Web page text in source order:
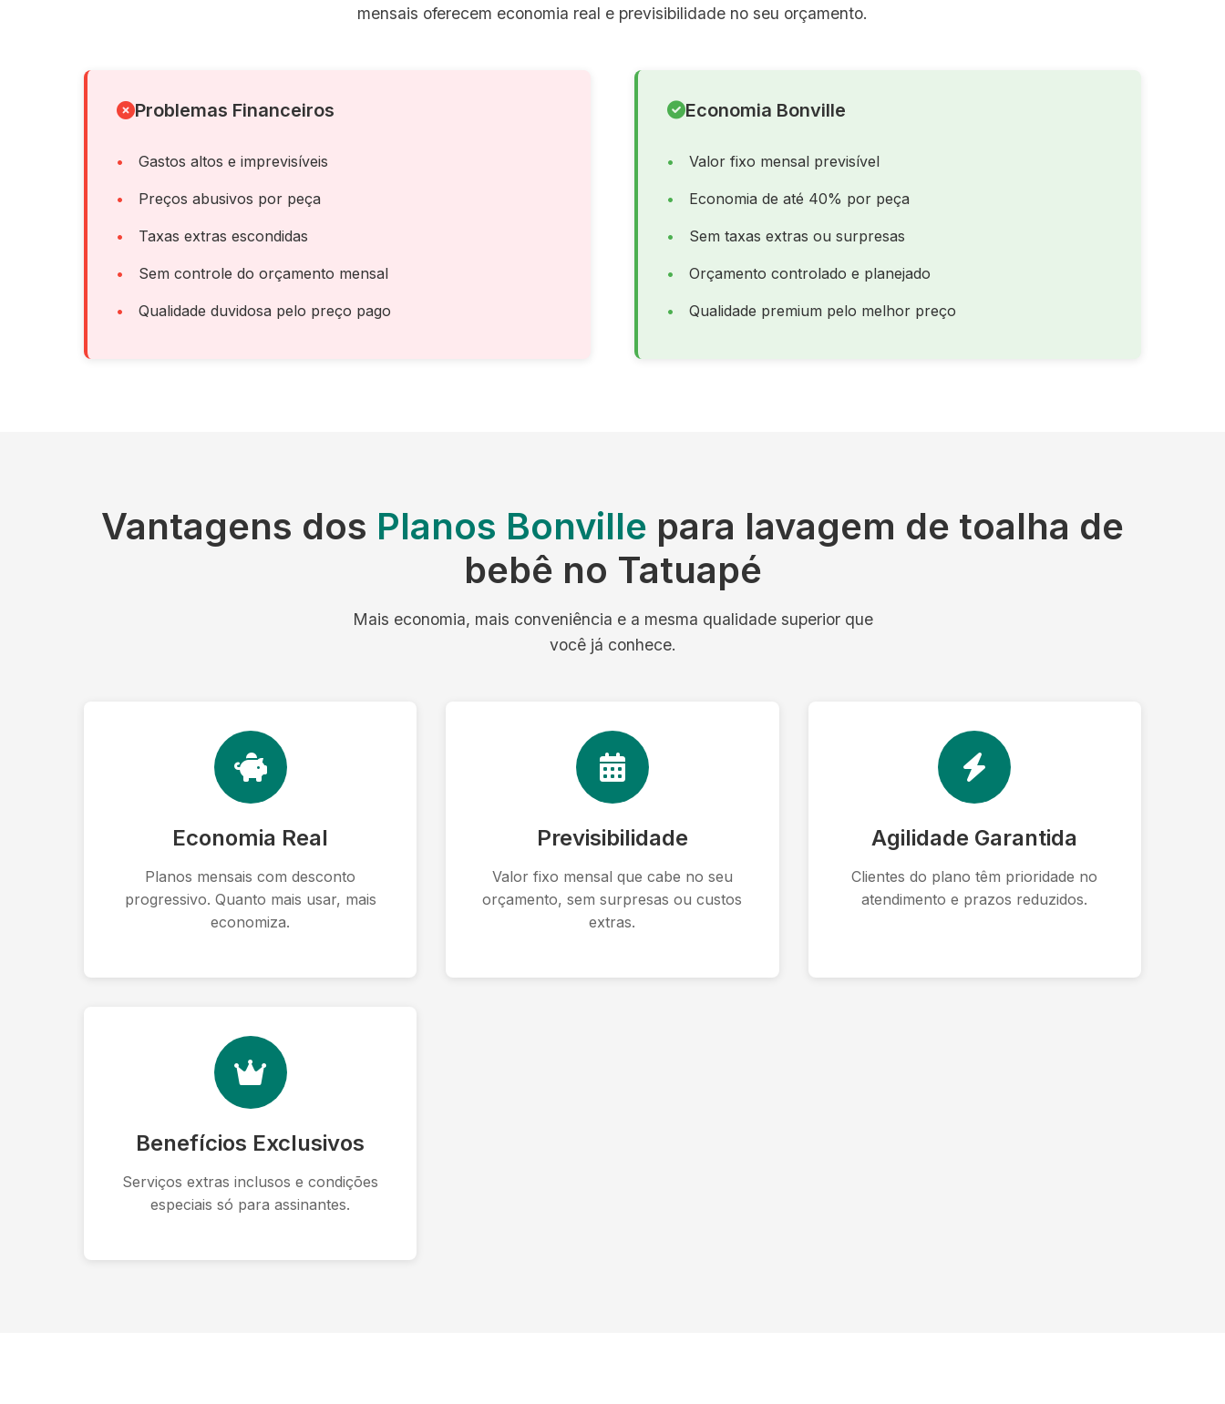
mensais oferecem economia real e previsibilidade no seu orçamento.
Problemas Financeiros
Gastos altos e imprevisíveis
Preços abusivos por peça
Taxas extras escondidas
Sem controle do orçamento mensal
Qualidade duvidosa pelo preço pago
Economia Bonville
Valor fixo mensal previsível
Economia de até 40% por peça
Sem taxas extras ou surpresas
Orçamento controlado e planejado
Qualidade premium pelo melhor preço
Vantagens dos Planos Bonville para lavagem de toalha de
bebê no Tatuapé
Mais economia, mais conveniência e a mesma qualidade superior que
você já conhece.
Economia Real
Planos mensais com desconto
progressivo. Quanto mais usar, mais
economiza.
Previsibilidade
Valor fixo mensal que cabe no seu
orçamento, sem surpresas ou custos
extras.
Agilidade Garantida
Clientes do plano têm prioridade no
atendimento e prazos reduzidos.
Benefícios Exclusivos
Serviços extras inclusos e condições
especiais só para assinantes.